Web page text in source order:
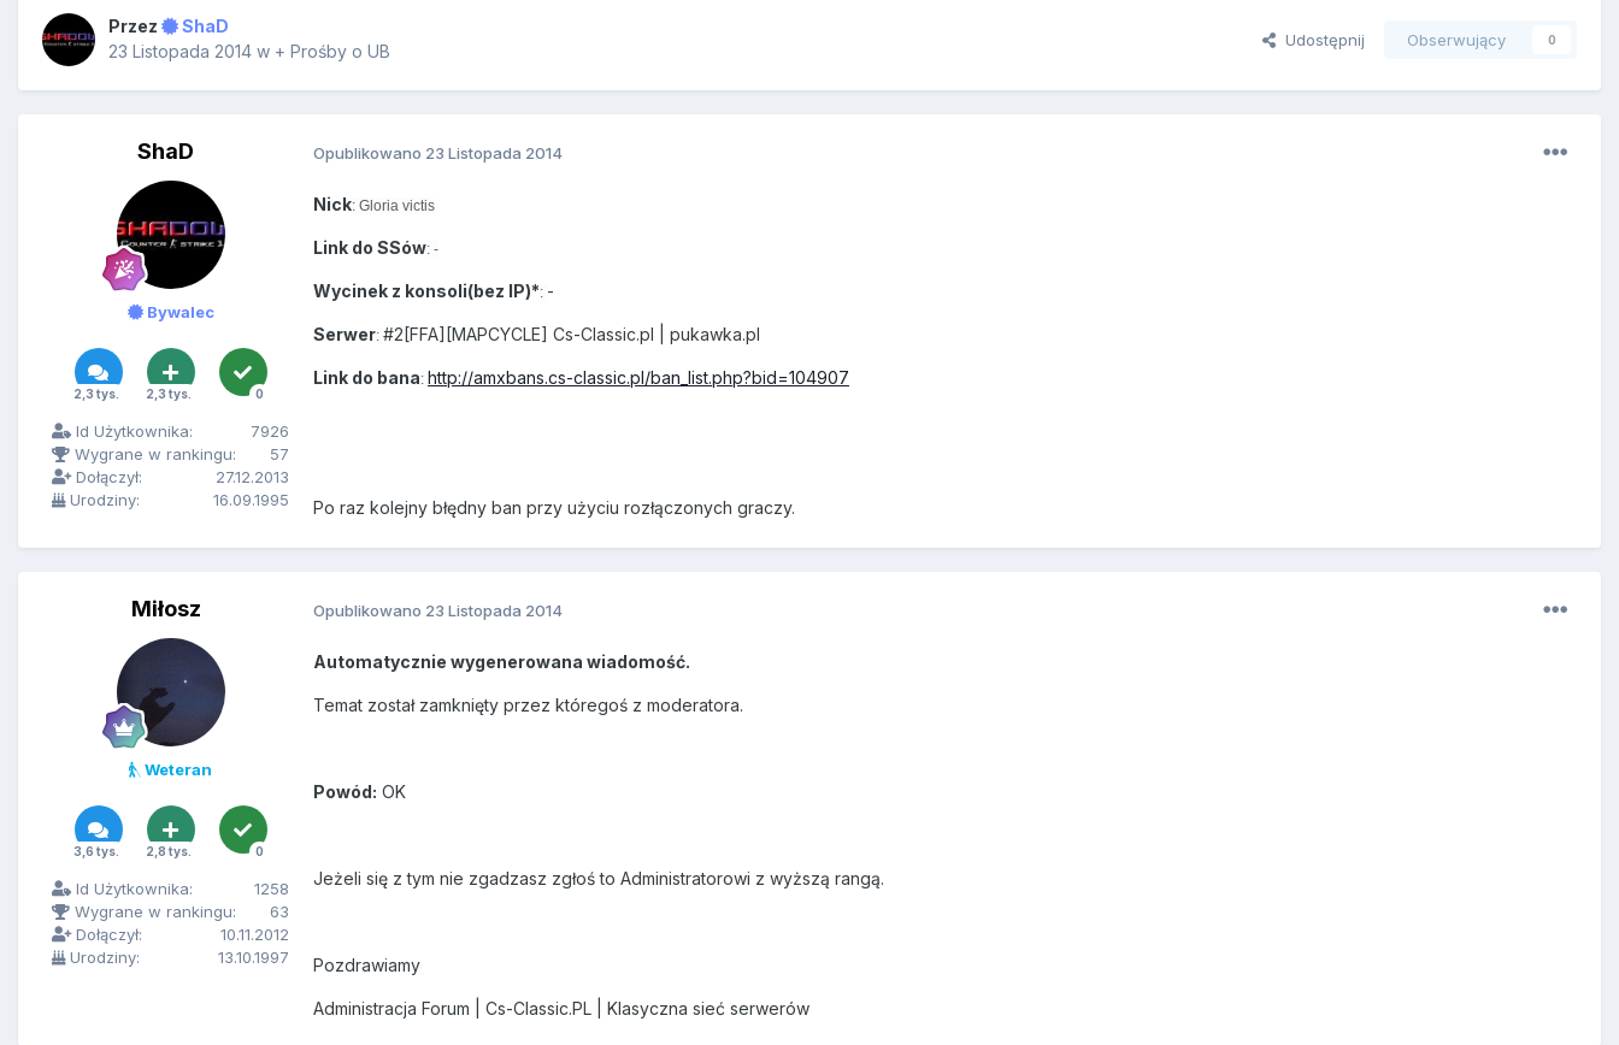
Przez
ShaD
23 Listopada 2014 w + Prośby o UB
Udostępnij Obserwujący 0
ShaD
Bywalec
2,3 tys. 2,3 tys. 0
Id Użytkownika:
7926
Wygrane w rankingu:
57
Dołączył:
27.12.2013
Urodziny:
16.09.1995
Opublikowano 23 Listopada 2014
Nick: Gloria victis
Link do SSów: -
Wycinek z konsoli(bez IP)*: -
Serwer: #2[FFA][MAPCYCLE] Cs-Classic.pl | pukawka.pl
Link do bana: http://amxbans.cs-classic.pl/ban_list.php?bid=104907
Po raz kolejny błędny ban przy użyciu rozłączonych graczy.
Miłosz
Weteran
3,6 tys. 2,8 tys. 0
Id Użytkownika:
1258
Wygrane w rankingu:
63
Dołączył:
10.11.2012
Urodziny:
13.10.1997
Opublikowano 23 Listopada 2014
Automatycznie wygenerowana wiadomość.
Temat został zamknięty przez któregoś z moderatora.
Powód: OK
Jeżeli się z tym nie zgadzasz zgłoś to Administratorowi z wyższą rangą.
Pozdrawiamy
Administracja Forum | Cs-Classic.PL | Klasyczna sieć serwerów